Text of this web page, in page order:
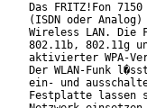
Das FRITZ!Fon
(ISDN oder
Wireless LAN. Die
802.11b, 802.11g
aktivierter WPA-
Der WLAN-Funk
ein- und
Festplatte lassen